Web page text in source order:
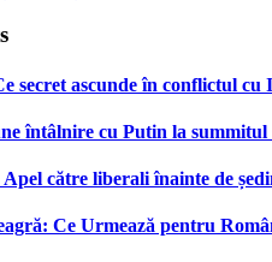
secret ascunde în conflictul cu
întâlnire cu Putin la
către liberali înainte de
Ce Urmează pentru